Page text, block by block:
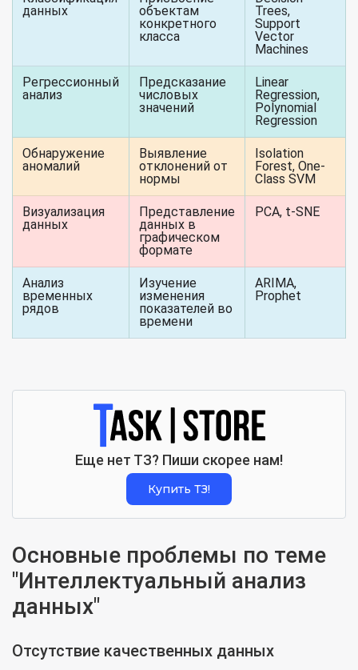
данных
объектам
конкретного
класса
Trees,
Support
Vector
Machines
Регрессионный
анализ
Предсказание
числовых
значений
Linear
Regression,
Polynomial
Regression
Обнаружение
аномалий
Выявление
отклонений от
нормы
Isolation
Forest, One-
Class SVM
Визуализация
данных
Представление
данных в
графическом
формате
PCA, t-SNE
Анализ
временных
рядов
Изучение
изменения
показателей во
времени
ARIMA,
Prophet
Еще нет ТЗ? Пиши скорее нам!
Купить ТЗ!
Основные проблемы по теме
"Интеллектуальный анализ
данных"
Отсутствие качественных данных